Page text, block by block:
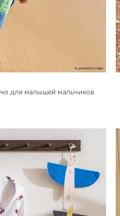
для малышей мальчиков